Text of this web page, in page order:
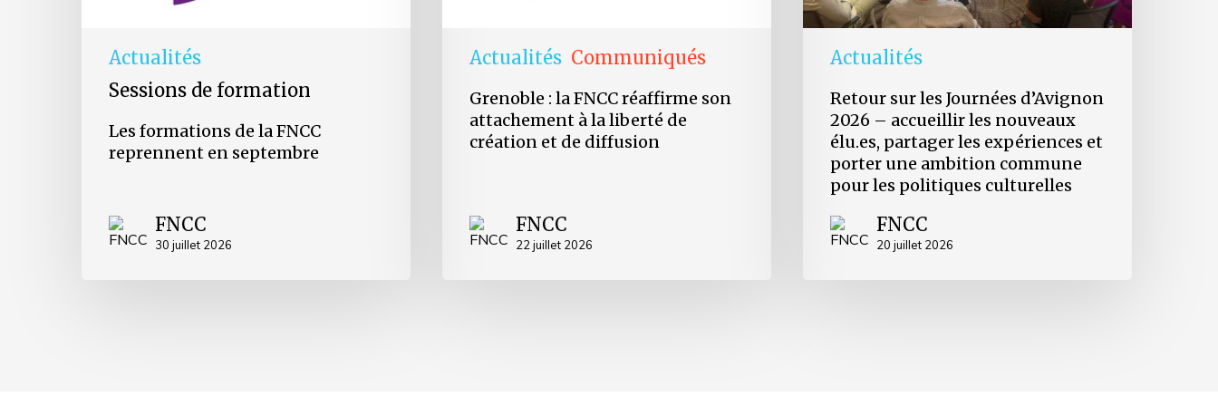
Actualités
Sessions de formation
Les formations de la FNCC
reprennent en septembre
FNCC
30 juillet 2026
Actualités Communiqués
diffusion
Grenoble : la FNCC réaffirme son
attachement à la liberté de
création et de diffusion
FNCC
22 juillet 2026
Actualités
partager
les
expériences
ambition
commune
politiques
culturelles
Retour sur les Journées d’Avignon
2026 – accueillir les nouveaux
élu.es, partager les expériences et
porter une ambition commune
pour les politiques culturelles
FNCC
20 juillet 2026